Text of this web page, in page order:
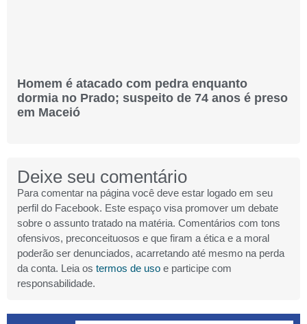
Homem é atacado com pedra enquanto
dormia no Prado; suspeito de 74 anos é preso
em Maceió
Deixe seu comentário
Para comentar na página você deve estar logado em seu
perfil do Facebook. Este espaço visa promover um debate
sobre o assunto tratado na matéria. Comentários com tons
ofensivos, preconceituosos e que firam a ética e a moral
poderão ser denunciados, acarretando até mesmo na perda
da conta. Leia os termos de uso e participe com
responsabilidade.